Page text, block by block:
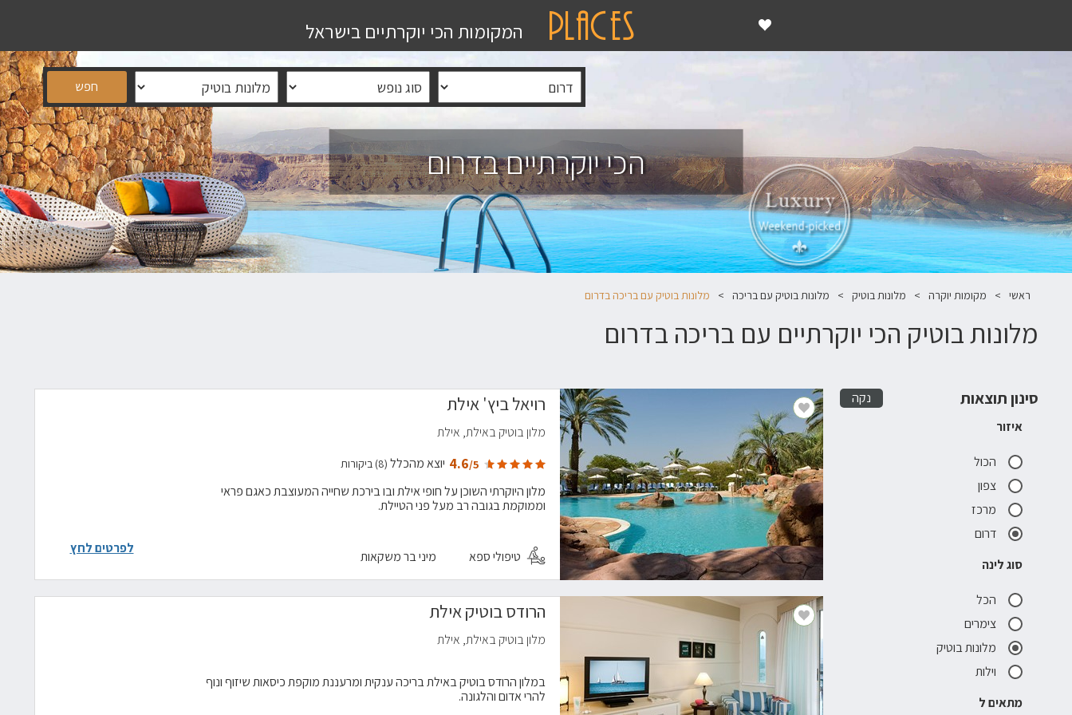
המקומות הכי יוקרתיים בישראל
חפש
הכי יוקרתיים בדרום
ראשי מקומות יוקרה מלונות בוטיק מלונות בוטיק עם בריכה מלונות בוטיק עם בריכה בדרום
מלונות בוטיק הכי יוקרתיים עם בריכה בדרום
נקה סינון תוצאות
איזור
הכול
צפון
מרכז
דרום
סוג לינה
הכל
צימרים
מלונות בוטיק
וילות
מתאים ל
רויאל ביץ' אילת
מלון בוטיק באילת, אילת
4.6/5 יוצא מהכלל (8) ביקורות
מלון היוקרתי השוכן על חופי אילת ובו בירכת שחייה המעוצבת כאגם פראי
וממוקמת בגובה רב מעל פני הטיילת.
טיפולי ספא מיני בר משקאות
לפרטים לחץ
הרודס בוטיק אילת
מלון בוטיק באילת, אילת
במלון הרודס בוטיק באילת בריכה ענקית ומרעננת מוקפת כיסאות שיזוף ונוף
להרי אדום והלגונה.